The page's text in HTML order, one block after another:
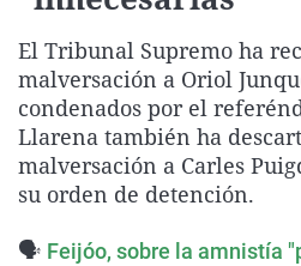
El Tribunal Supremo ha
malversación a Oriol
condenados por el
Llarena también ha
malversación a Carles
su orden de detención.
🗣️ Feijóo, sobre la amnistía